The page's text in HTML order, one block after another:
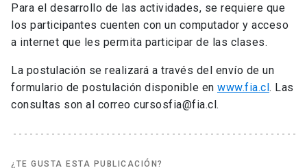
Para el desarrollo de las actividades, se requiere que
los participantes cuenten con un computador y acceso
a internet que les permita participar de las clases.
La postulación se realizará a través del envío de un
formulario de postulación disponible en www.fia.cl. Las
consultas son al correo cursosfia@fia.cl.
¿TE GUSTA ESTA PUBLICACIÓN?